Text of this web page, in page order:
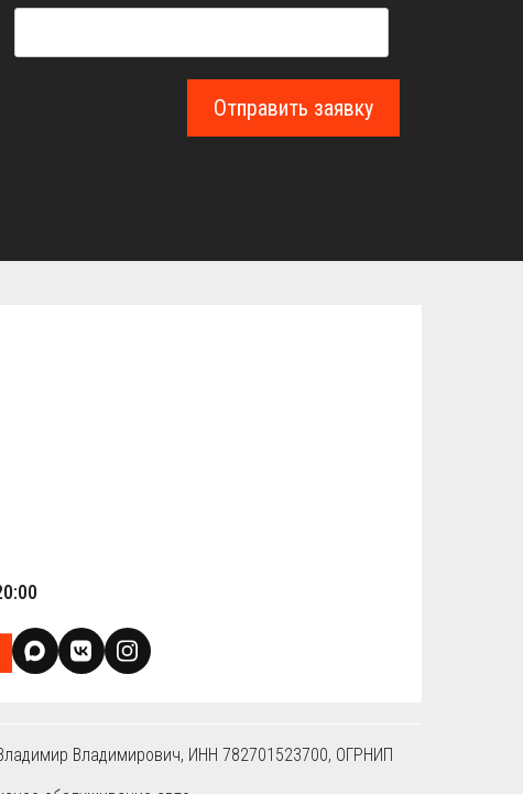
Отправить заявку
Владимирович, ИНН 782701523700, ОГРНИП